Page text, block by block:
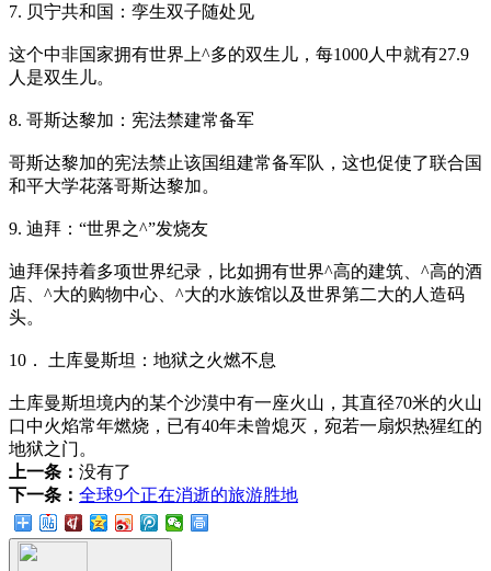
7. 贝宁共和国：孪生双子随处见
这个中非国家拥有世界上^多的双生儿，每1000人中就有27.9
人是双生儿。
8. 哥斯达黎加：宪法禁建常备军
哥斯达黎加的宪法禁止该国组建常备军队，这也促使了联合国
和平大学花落哥斯达黎加。
9. 迪拜：“世界之^”发烧友
迪拜保持着多项世界纪录，比如拥有世界^高的建筑、^高的酒
店、^大的购物中心、^大的水族馆以及世界第二大的人造码
头。
10． 土库曼斯坦：地狱之火燃不息
土库曼斯坦境内的某个沙漠中有一座火山，其直径70米的火山
口中火焰常年燃烧，已有40年未曾熄灭，宛若一扇炽热猩红的
地狱之门。
上一条： 没有了
下一条： 全球9个正在消逝的旅游胜地